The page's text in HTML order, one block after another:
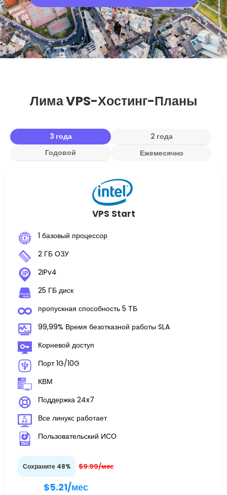
Лима VPS-Хостинг-Планы
3 года
2 года
Годовой
Ежемесячно
VPS Start
1 базовый процессор
2 ГБ ОЗУ
2IPv4
25 ГБ диск
пропускная способность 5 ТБ
99,99% Время безотказной работы SLA
Корневой доступ
Порт 1G/10G
КВМ
Поддержка 24x7
Все линукс работает
Пользовательский ИСО
Сохраните 48% $9.99/мес
$5.21/мес